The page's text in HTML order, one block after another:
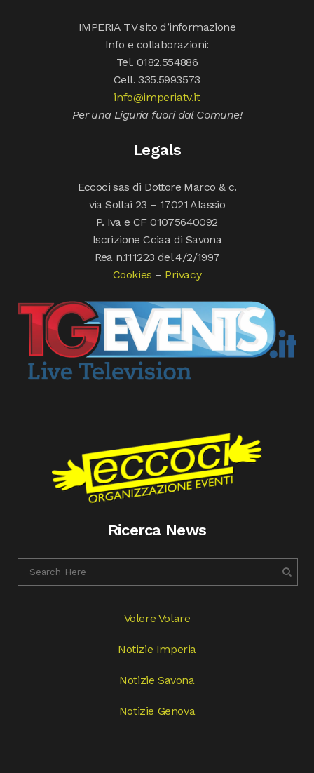
IMPERIA TV sito d’informazione
Info e collaborazioni:
Tel. 0182.554886
Cell. 335.5993573
info@imperiatv.it
Per una Liguria fuori dal Comune!
Legals
Eccoci sas di Dottore Marco & c.
via Sollai 23 – 17021 Alassio
P. Iva e CF 01075640092
Iscrizione Cciaa di Savona
Rea n.111223 del 4/2/1997
Cookies – Privacy
Ricerca News
Volere Volare
Notizie Imperia
Notizie Savona
Notizie Genova